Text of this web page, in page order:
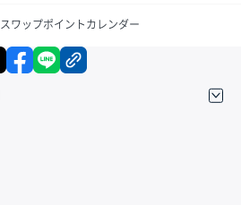
スワップポイントカレンダー
X facebook